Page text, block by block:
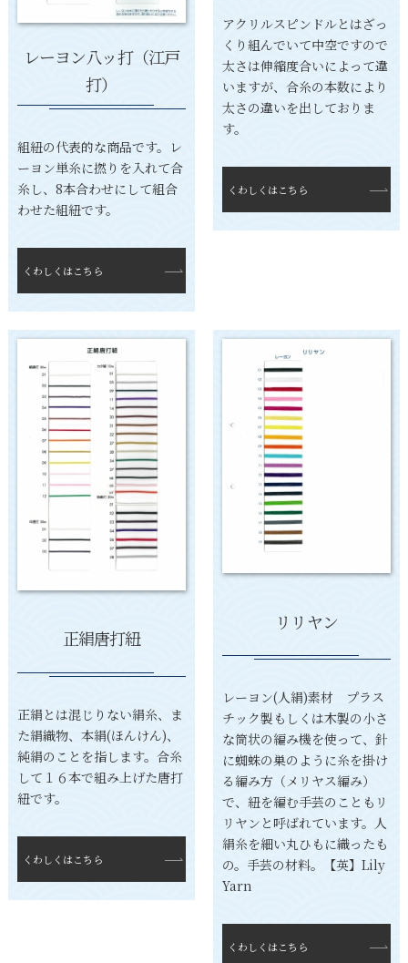
レーヨン八ッ打（江戸
打）
組紐の代表的な商品です。レ
ーヨン単糸に撚りを入れて合
糸し、8本合わせにして組合
わせた組紐です。
くわしくはこちら
アクリルスピンドルとはざっ
くり組んでいて中空ですので
太さは伸縮度合いによって違
いますが、合糸の本数により
太さの違いを出しておりま
す。
くわしくはこちら
正絹唐打紐
正絹とは混じりない絹糸、ま
た絹織物、本絹(ほんけん)、
純絹のことを指します。合糸
して１６本で組み上げた唐打
紐です。
くわしくはこちら
リリヤン
レーヨン(人絹)素材 プラス
チック製もしくは木製の小さ
な筒状の編み機を使って、針
に蜘蛛の巣のように糸を掛け
る編み方（メリヤス編み）
で、紐を編む手芸のこともリ
リヤンと呼ばれています。人
絹糸を細い丸ひもに織ったも
の。手芸の材料。【英】Lily
Yarn
くわしくはこちら